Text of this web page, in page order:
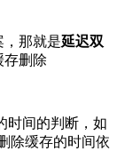
，那就是延迟双
存删除
时间的判断，如
除缓存的时间依